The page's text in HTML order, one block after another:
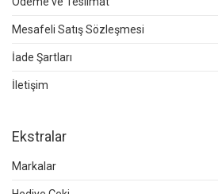
Mesafeli Satış Sözleşmesi
İade Şartları
İletişim
Ekstralar
Markalar